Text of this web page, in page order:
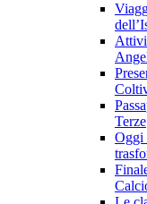
Terze
Oggi